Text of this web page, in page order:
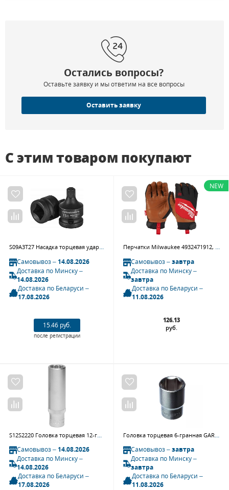
Остались вопросы?
Оставьте заявку и мы ответим на все вопросы
Оставить заявку
С этим товаром покупают
S09A3T27 Насадка торцевая ударная 3/8"DR TORX®, T27, 38 мм
Самовывоз –14.08.2026
Доставка по Минску –
14.08.2026
Доставка по Беларуси –
17.08.2026
15.46 руб.
после регистрации
NEW
Перчатки Milwaukee 4932471912, Hybrid Leather с кожаными вставками, размер M/8
Самовывоз –завтра
Доставка по Минску –
завтра
Доставка по Беларуси –
11.08.2026
126.13
руб.
Самовывоз –14.08.2026
Доставка по Минску –
14.08.2026
Доставка по Беларуси –
17.08.2026
Самовывоз –завтра
Доставка по Минску –
завтра
Доставка по Беларуси –
11.08.2026